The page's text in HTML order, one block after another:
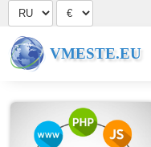
VMESTE.EU